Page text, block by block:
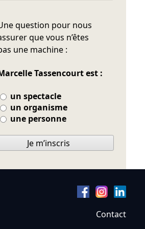
question pour nous
que vous n’êtes
une machine :
Tassencourt est :
un spectacle
un organisme
une personne
pas remplir
Je m’inscris
Contact